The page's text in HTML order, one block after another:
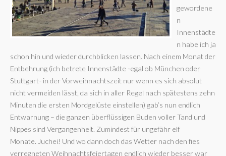
gewordene
n
Innenstädte
n habe ich ja
schon hin und wieder durchblicken lassen. Nach einem Monat der
Entbehrung (ich betrete Innenstädte -egal ob München oder
Stuttgart- in der Vorweihnachtszeit nur wenn es sich absolut
nicht vermeiden lässt, da sich in aller Regel nach spätestens zehn
Minuten die ersten Mordgelüste einstellen) gab’s nun endlich
Entwarnung – die ganzen überflüssigen Buden voller Tand und
Nippes sind Vergangenheit. Zumindest für ungefähr elf
Monate. Juchei! Und wo dann doch das Wetter nach den fies
verregneten Weihnachtsfeiertagen endlich wieder besser war